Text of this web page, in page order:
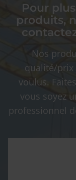
Pour
produits,
Nos
qualité/prix
voulus.
vous soyez
professionnel